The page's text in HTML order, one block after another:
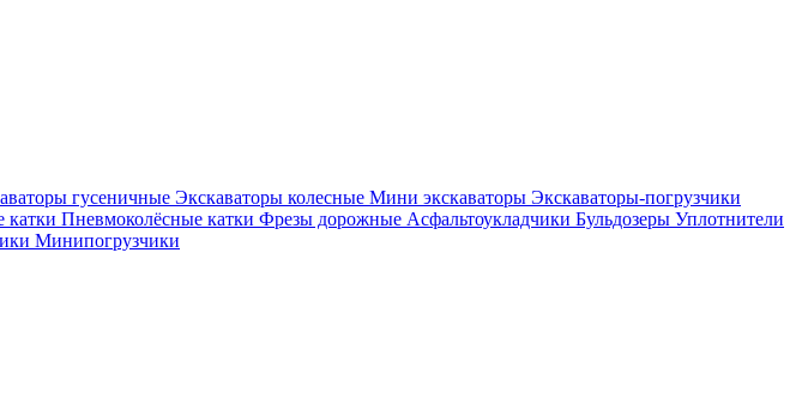
гусеничные Экскаваторы колесные Мини экскаваторы Экскаваторы-погрузчики
катки Пневмоколёсные катки Фрезы дорожные Асфальтоукладчики Бульдозеры Уплотнители
Минипогрузчики